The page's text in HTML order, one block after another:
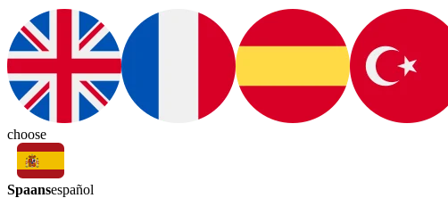
choose
Spaansespañol